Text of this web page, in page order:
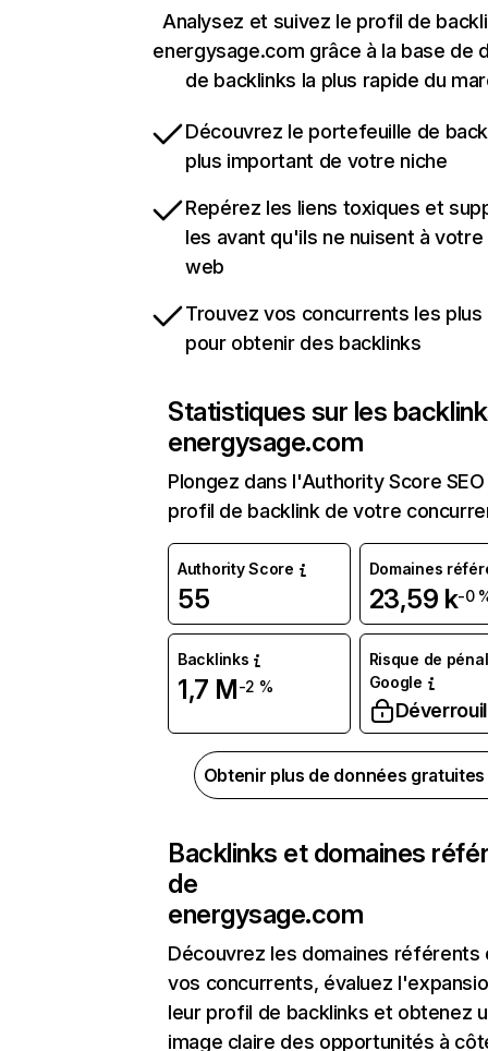
Analysez et suivez le profil de
energysage.com grâce à la base de
de backlinks la plus rapide du
Découvrez le portefeuille de
plus important de votre niche
Repérez les liens toxiques et
les avant qu'ils ne nuisent à
web
Trouvez vos concurrents les
pour obtenir des backlinks
Statistiques sur les
energysage.com
Plongez dans l'Authority Score
profil de backlink de votre
Authority Score
55
Domaines
23,59 k-0
Backlinks
1,7 M-2 %
Risque de
Google
Obtenir plus de données
Backlinks et domaines
de
energysage.com
Découvrez les domaines référents
vos concurrents, évaluez
leur profil de backlinks et obtenez
image claire des opportunités à